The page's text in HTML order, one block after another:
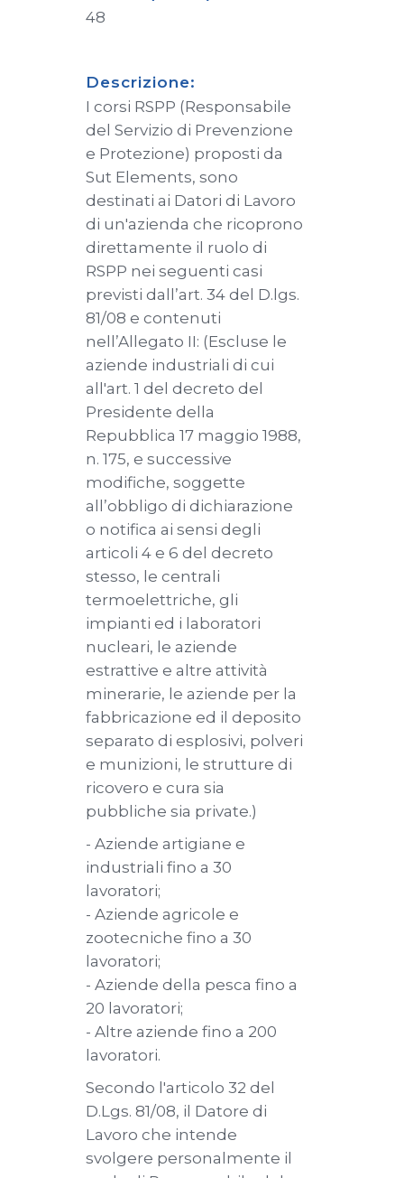
48
Descrizione:
I corsi RSPP (Responsabile
del Servizio di Prevenzione
e Protezione) proposti da
Sut Elements, sono
destinati ai Datori di Lavoro
di un'azienda che ricoprono
direttamente il ruolo di
RSPP nei seguenti casi
previsti dall’art. 34 del D.lgs.
81/08 e contenuti
nell’Allegato II: (Escluse le
aziende industriali di cui
all'art. 1 del decreto del
Presidente della
Repubblica 17 maggio 1988,
n. 175, e successive
modifiche, soggette
all’obbligo di dichiarazione
o notifica ai sensi degli
articoli 4 e 6 del decreto
stesso, le centrali
termoelettriche, gli
impianti ed i laboratori
nucleari, le aziende
estrattive e altre attività
minerarie, le aziende per la
fabbricazione ed il deposito
separato di esplosivi, polveri
e munizioni, le strutture di
ricovero e cura sia
pubbliche sia private.)
- Aziende artigiane e
industriali fino a 30
lavoratori;
- Aziende agricole e
zootecniche fino a 30
lavoratori;
- Aziende della pesca fino a
20 lavoratori;
- Altre aziende fino a 200
lavoratori.
Secondo l'articolo 32 del
D.Lgs. 81/08, il Datore di
Lavoro che intende
svolgere personalmente il